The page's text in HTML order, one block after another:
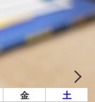
金 土